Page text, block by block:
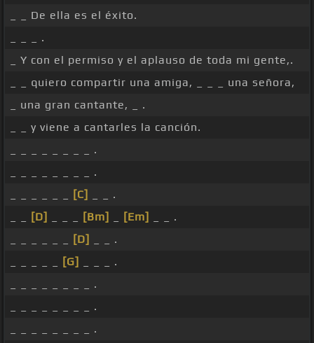
_ _ De ella es el éxito.
_ _ _ .
_ Y con el permiso y el aplauso de toda mi gente,.
_ _ quiero compartir una amiga, _ _ _ una señora,
_ una gran cantante, _ .
_ _ y viene a cantarles la canción.
_ _ _ _ _ _ _ _ .
_ _ _ _ _ _ _ _ .
[C]
_ _ .
[D] [Bm] [Em]
_ _ .
[D]
_ _ .
[G]
_ _ _ .
_ _ _ _ _ _ _ _ .
_ _ _ _ _ _ _ _ .
_ _ _ _ _ _ _ _ .